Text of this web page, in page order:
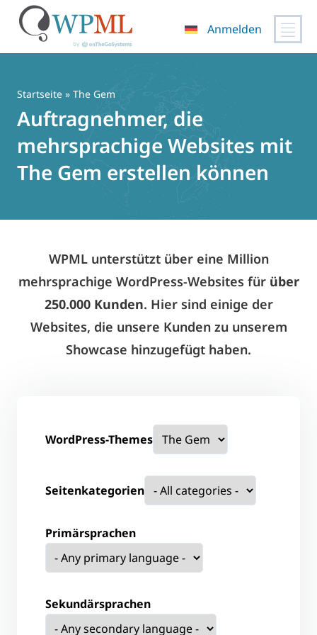
springen
Anmelden
Startseite » The Gem
Auftragnehmer, die
mehrsprachige Websites mit
The Gem erstellen können
WPML unterstützt über eine Million
mehrsprachige WordPress-Websites für über
250.000 Kunden. Hier sind einige der
Websites, die unsere Kunden zu unserem
Showcase hinzugefügt haben.
WordPress-Themes
Seitenkategorien
Primärsprachen
Sekundärsprachen